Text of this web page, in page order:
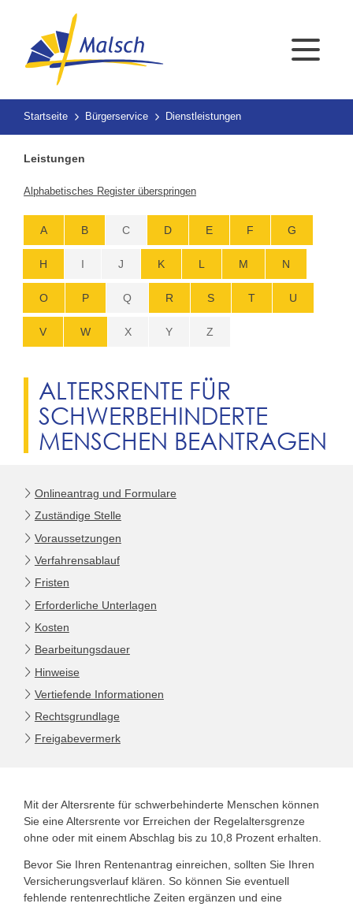
Startseite Bürgerservice Dienstleistungen
Leistungen
Alphabetisches Register überspringen
A B C D E F G
H I J K L M N
O P Q R S T U
V W X Y Z
ALTERSRENTE FÜR
SCHWERBEHINDERTE
MENSCHEN BEANTRAGEN
Onlineantrag und Formulare
Zuständige Stelle
Voraussetzungen
Verfahrensablauf
Fristen
Erforderliche Unterlagen
Kosten
Bearbeitungsdauer
Hinweise
Vertiefende Informationen
Rechtsgrundlage
Freigabevermerk
Mit der Altersrente für schwerbehinderte Menschen können
Sie eine Altersrente vor Erreichen der Regelaltersgrenze
ohne oder mit einem Abschlag bis zu 10,8 Prozent erhalten.
Bevor Sie Ihren Rentenantrag einreichen, sollten Sie Ihren
Versicherungsverlauf klären. So können Sie eventuell
fehlende rentenrechtliche Zeiten ergänzen und eine